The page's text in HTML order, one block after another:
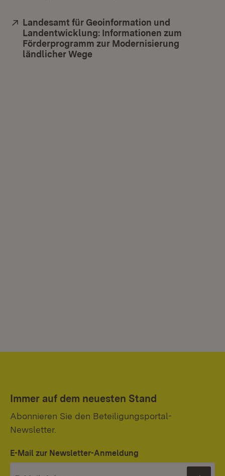
Extern:
Landesamt für Geoinformation und
Landentwicklung: Informationen zum
Förderprogramm zur Modernisierung
ländlicher Wege
Immer auf dem neuesten Stand
Abonnieren Sie den Beteiligungsportal-
Newsletter.
E-Mail zur Newsletter-Anmeldung